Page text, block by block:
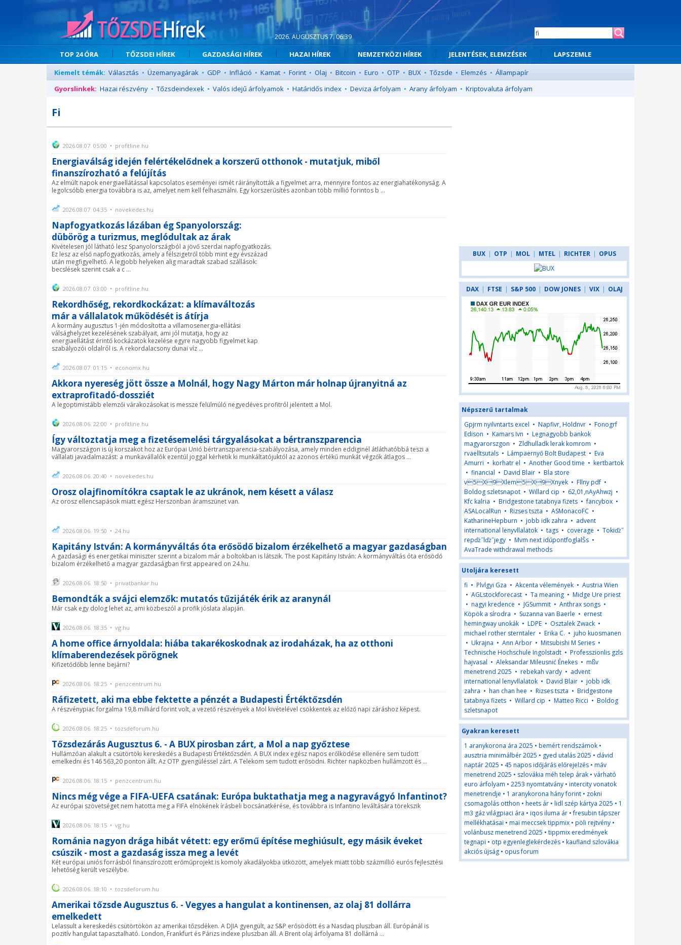
2026. AUGUSZTUS 7. 06:39
TOP 24 ÓRA TŐZSDEI HÍREK GAZDASÁGI HÍREK HAZAI HÍREK NEMZETKÖZI HÍREK JELENTÉSEK, ELEMZÉSEK
LAPSZEMLE
Kiemelt témák: Választás • Üzemanyagárak • GDP • Infláció • Kamat • Forint • Olaj • Bitcoin • Euro • OTP • BUX • Tőzsde • Elemzés • Állampapír
Gyorslinkek: Hazai részvény • Tőzsdeindexek • Valós idejű árfolyamok • Határidős index • Deviza árfolyam • Arany árfolyam • Kriptovaluta árfolyam
Fi
2026.08.07. 05:00 • profitline.hu
Energiaválság idején felértékelődnek a korszerű otthonok - mutatjuk, miből
finanszírozható a felújítás
Az elmúlt napok energiaellátással kapcsolatos eseményei ismét ráirányították a figyelmet arra, mennyire fontos az energiahatékonyság. A
legolcsóbb energia továbbra is az, amelyet nem kell felhasználni. Egy korszerűsítés azonban több millió forintos b ...
2026.08.07. 04:35 • novekedes.hu
Napfogyatkozás lázában ég Spanyolország:
dübörög a turizmus, meglódultak az árak
Kivételesen jól látható lesz Spanyolországból a jövő szerdai napfogyatkozás.
Ez lesz az első napfogyatkozás, amely a félszigetről több mint egy évszázad
után megfigyelhető. A legjobb helyeken alig maradtak szabad szállások:
becslések szerint csak a c ...
2026.08.07. 03:00 • profitline.hu
Rekordhőség, rekordkockázat: a klímaváltozás
már a vállalatok működését is átírja
A kormány augusztus 1-jén módosította a villamosenergia-ellátási
válsághelyzet kezelésének szabályait, ami jól mutatja, hogy az
energiaellátást érintő kockázatok kezelése egyre nagyobb figyelmet kap
szabályozói oldalról is. A rekordalacsony dunai víz ...
2026.08.07. 01:15 • economx.hu
Akkora nyereség jött össze a Molnál, hogy Nagy Márton már holnap újranyitná az
extraprofitadó-dossziét
A legoptimistább elemzői várakozásokat is messze felülmúló negyedéves profitról jelentett a Mol.
2026.08.06. 22:00 • profitline.hu
Így változtatja meg a fizetésemelési tárgyalásokat a bértranszparencia
Magyarországon is új korszakot hoz az Európai Unió bértranszparencia-szabályozása, amely minden eddiginél átláthatóbbá teszi a
vállalati javadalmazást: a munkavállalók ezentúl joggal kérhetik ki munkáltatójuktól az azonos értékű munkát végzők átlagos ...
2026.08.06. 20:40 • novekedes.hu
Orosz olajfinomítókra csaptak le az ukránok, nem késett a válasz
Az orosz ellencsapások miatt egész Herszonban áramszünet van.
2026.08.06. 19:50 • 24.hu
Kapitány István: A kormányváltás óta erősödő bizalom érzékelhető a magyar gazdaságban
A gazdasági és energetikai miniszter szerint a bizalom már a boltokban is látszik. The post Kapitány István: A kormányváltás óta erősödő
bizalom érzékelhető a magyar gazdaságban first appeared on 24.hu.
2026.08.06. 18:50 • privatbankar.hu
Bemondták a svájci elemzők: mutatós tűzijáték érik az aranynál
Már csak egy dolog lehet az, ami közbeszól a profik jóslata alapján.
2026.08.06. 18:35 • vg.hu
A home office árnyoldala: hiába takarékoskodnak az irodaházak, ha az otthoni
klímaberendezések pörögnek
Kifizetődőbb lenne bejárni?
2026.08.06. 18:25 • penzcentrum.hu
Ráfizetett, aki ma ebbe fektette a pénzét a Budapesti Értéktőzsdén
A részvénypiac forgalma 19,8 milliárd forint volt, a vezető részvények a Mol kivételével csökkentek az előző napi záráshoz képest.
2026.08.06. 18:25 • tozsdeforum.hu
Tőzsdezárás Augusztus 6. - A BUX pirosban zárt, a Mol a nap győztese
Hullámzóan alakult a csütörtöki kereskedés a Budapesti Értéktőzsdén. A BUX index egész napos erőlködése ellenére sem tudott
emelkedni és 146 563,20 ponton állt. Az OTP gyengüléssel zárt. A Telekom sem tudott erősödni. Richter napközben hullámzott és ...
2026.08.06. 18:15 • penzcentrum.hu
Nincs még vége a FIFA-UEFA csatának: Európa buktathatja meg a nagyravágyó Infantinot?
Az európai szövetséget nem hatotta meg a FIFA elnökének írásbeli bocsánatkérése, és továbbra is Infantino leváltására törekszik
2026.08.06. 18:15 • vg.hu
Románia nagyon drága hibát vétett: egy erőmű építése meghiúsult, egy másik éveket
csúszik - most a gazdaság issza meg a levét
Két európai uniós forrásból finanszírozott erőműprojekt is komoly akadályokba ütközött, amelyek miatt több százmillió eurós fejlesztési
lehetőség került veszélybe.
2026.08.06. 18:10 • tozsdeforum.hu
Amerikai tőzsde Augusztus 6. - Vegyes a hangulat a kontinensen, az olaj 81 dollárra
emelkedett
Lelassult a kereskedés csütörtökön az amerikai tőzsdéken. A DJIA gyengült, az S&P erősödött és a Nasdaq pluszban áll. Európánál is
pozitív hangulat tapasztalható. London, Frankfurt és Párizs indexe pluszban áll. A Brent olaj árfolyama 81 dollárná ...
BUX | OTP | MOL | MTEL | RICHTER | OPUS
DAX | FTSE | S&P 500 | DOW JONES | VIX | OLAJ
Népszerű tartalmak
Gpjrm nyilvntarts excel • Napfivr, Holdnvr • Fonogrf
Edison • Kamars Ivn • Legnagyobb bankok
magyarorszgon • Zldhulladk lerak komrom •
rvaelltsutals • Lámpaernyő Bolt Budapest • Eva
Amurri • korhatr el • Another Good time • kertbartok
• financial • David Blair • Bla store
v5X9Xlem5X9Xnyek • Fllny pdf •
Boldog szletsnapot • Willard cip • 62,01,nAyAhwzj •
Kfc kalria • Bridgestone tatabnya fizets •fancybox •
ASALocalRun • Rizses tszta • ASMonacoFC •
KatharineHepburn • jobb idk zahra • advent
international lenyvllalatok • tags • coverage • Tokiďż˝
repďż˝lďż˝jegy • Mvm next idűpontfoglalŠs •
AvaTrade withdrawal methods
Utoljára keresett
fi • Plvlgyi Gza • Akcenta vélemények • Austria Wien
• AGLstockforecast • Ta meaning • Midge Ure priest
• nagyi kredence • JGSummit • Anthrax songs •
Köpök a sírodra • Suzanna van Baerle • ernest
hemingway unokák • LDPE • Osztalek Zwack •
michael rother sterntaler • Erika C. • juho kuosmanen
• Ukrajna • Ann Arbor • Mitsubishi M Series •
Technische Hochschule Ingolstadt • Professzionlis gzls
hajvasal • Aleksandar Mileusnić Énekes • mßv
menetrend 2025 • rebekah vardy • advent
international lenyvllalatok • David Blair • jobb idk
zahra • han chan hee • Rizses tszta • Bridgestone
tatabnya fizets • Willard cip • Matteo Ricci • Boldog
szletsnapot
Gyakran keresett
1 aranykorona ára 2025 • bemért rendszámok •
ausztria minimálbér 2025 • gyed utalás 2025 • dávid
naptár 2025 • 45 napos időjárás előrejelzés • máv
menetrend 2025 • szlovákia méh telep árak • várható
euro árfolyam • 2253 nyomtatvány • intercity vonatok
menetrendje • 1 aranykorona hány forint • zokni
csomagolás otthon • heets ár • lidl szép kártya 2025 • 1
m3 gáz világpiaci ára • iqos iluma ár •fresubin tápszer
mellékhatásai • mai meccsek tippmix • pöli rejtvény •
volánbusz menetrend 2025 • tippmix eredmények
tegnapi • otp egyenleglekérdezés • kaufland szlovákia
akciós újság • opus forum